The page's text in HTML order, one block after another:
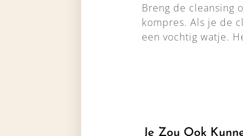
Breng de cleansing
kompres. Als je de
een vochtig watje.
Je Zou Ook